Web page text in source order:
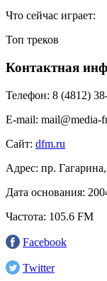
Что сейчас играет:
Топ треков
Контактная
Телефон: 8 (4812)
E-mail: mail@media-
Сайт: dfm.ru
Адрес: пр.
Дата основания:
Частота: 105.6 FM
Facebook
Twitter